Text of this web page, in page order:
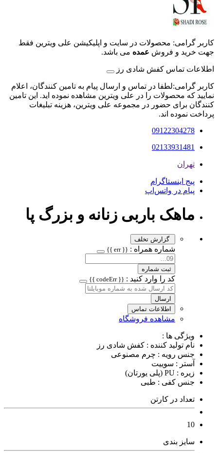
کاربر گرامی: محصولات در سایت و اپلیکیشن علی ویترین فقط
جهت خرید و فروش عمده می باشد.
اطلاعات تماس کفش شادی رز
کاربر گرامی:لطفا در تماس و ارسال پیام به تامین کنندگان، اعلام
نمایید که محصولات را در علی ویترین مشاهده نموده اید. این تامین
کنندگان برای حضور در مجموعه علی ویترین، هزینه تبلیغات
پرداخت نموده اند.
09122304278
02133931481
تهران
پیج اینستاگرام
پیام در واتس‌اپ
ماهک باربی زنانه و بزرگ پا
گزارش تخلف
شماره همراه : {{ err }}
ثبت شماره
کد را وارد کنید : {{ codeErr }}
ارسال
اطلاعات تماس
مشاهده فروشگاه
ویژگی ها :
نام تولید کننده : کفش شادی رز
جنس رویه : چرم مصنوعی
آستر : سوییت
زیره : PU (پلی یورتان)
جنس کفی : طبی
تعداد در کارتن
10
سایز بندی